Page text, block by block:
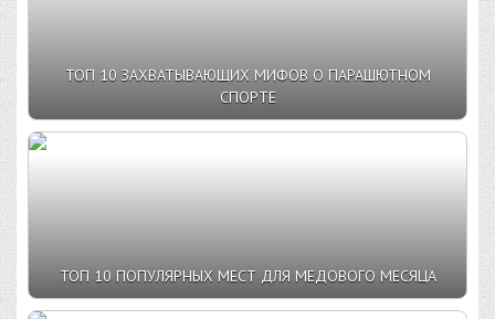
ТОП 10 ЗАХВАТЫВАЮЩИХ МИФОВ О ПАРАШЮТНОМ
СПОРТЕ
ТОП 10 ПОПУЛЯРНЫХ МЕСТ ДЛЯ МЕДОВОГО МЕСЯЦА